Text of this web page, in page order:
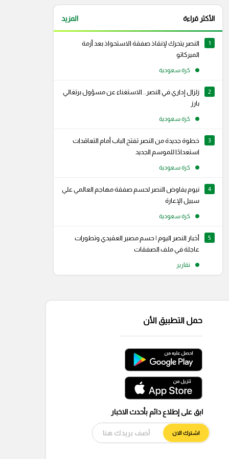
الأكثر قراءة المزيد
1
النصر يتحرك لإنقاذ صفقة الاستحواذ بعد أزمة
الميركاتو
كرة سعودية
2
زلزال إداري في النصر.. الاستغناء عن مسؤول برتغالي
بارز
كرة سعودية
3
خطوة جديدة من النصر تفتح الباب أمام التعاقدات
استعدادًا للموسم الجديد
كرة سعودية
4
نيوم يفاوض النصر لحسم صفقة مهاجم العالمي علي
سبيل الإعارة
كرة سعودية
5
أخبار النصر اليوم | حسم مصير العقيدي وتطورات
عاجلة في ملف الصفقات
تقارير
حمل التطبيق الأن
ابق على إطلاع دائم بأحدث الاخبار
اشترك الان